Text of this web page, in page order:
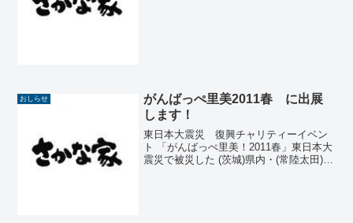
おしらせ
がんばっぺ里美2011春 に出展
します！
東日本大震災 復興チャリティーイベン
ト 「がんばっぺ里美！2011春」東日本大
震災で被災した (茨城)県内・(常陸太田)市